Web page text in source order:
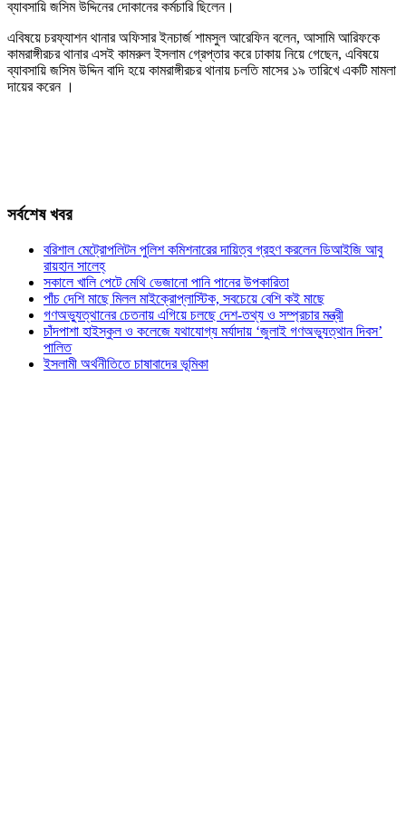
ব্যাবসায়ি জসিম উদ্দিনের দোকানের কর্মচারি ছিলেন।
এবিষয়ে চরফ্যাশন থানার অফিসার ইনচার্জ শামসুল আরেফিন বলেন, আসামি আরিফকে
কামরাঙ্গীরচর থানার এসই কামরুল ইসলাম গ্রেপ্তার করে ঢাকায় নিয়ে গেছেন, এবিষয়ে
ব্যাবসায়ি জসিম উদ্দিন বাদি হয়ে কামরাঙ্গীরচর থানায় চলতি মাসের ১৯ তারিখে একটি মামলা
দায়ের করেন ।
সর্বশেষ খবর
বরিশাল মেট্রোপলিটন পুলিশ কমিশনারের দায়িত্ব গ্রহণ করলেন ডিআইজি আবু
রায়হান সালেহ্
সকালে খালি পেটে মেথি ভেজানো পানি পানের উপকারিতা
পাঁচ দেশি মাছে মিলল মাইক্রোপ্লাস্টিক, সবচেয়ে বেশি কই মাছে
গণঅভ্যুত্থানের চেতনায় এগিয়ে চলছে দেশ-তথ্য ও সম্প্রচার মন্ত্রী
চাঁদপাশা হাইস্কুল ও কলেজে যথাযোগ্য মর্যাদায় ‘জুলাই গণঅভ্যুত্থান দিবস’
পালিত
ইসলামী অর্থনীতিতে চাষাবাদের ভূমিকা